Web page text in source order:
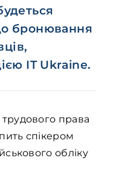
бронювання
IT Ukraine.
права
спікером
обліку